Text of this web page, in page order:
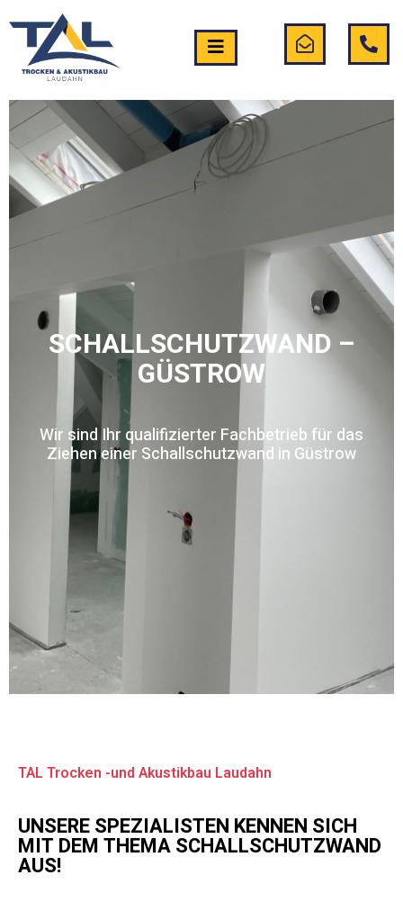
SCHALLSCHUTZWAND –
GÜSTROW
Wir sind Ihr qualifizierter Fachbetrieb für das
Ziehen einer Schallschutzwand in Güstrow
TAL Trocken -und Akustikbau Laudahn
UNSERE SPEZIALISTEN KENNEN SICH
MIT DEM THEMA SCHALLSCHUTZWAND
AUS!